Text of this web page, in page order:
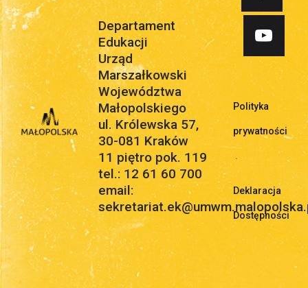
Departament
Edukacji
Urząd
Marszałkowski
Województwa
Małopolskiego
ul. Królewska 57,
30-081 Kraków
11 piętro pok. 119
tel.: 12 61 60 700
email:
Polityka
prywatności
.
Deklaracja
Dostępności